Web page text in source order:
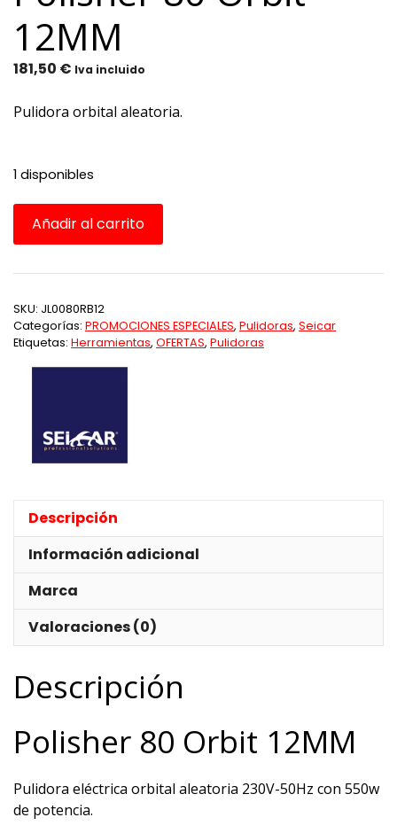
12MM
181,50 € Iva incluido
Pulidora orbital aleatoria.
1 disponibles
Polisher
12MM
Añadir al carrito
SKU: JL0080RB12
Categorías: PROMOCIONES ESPECIALES, Pulidoras, Seicar
Etiquetas: Herramientas, OFERTAS, Pulidoras
Descripción
Información adicional
Marca
Valoraciones (0)
Descripción
Polisher 80 Orbit 12MM
Pulidora eléctrica orbital aleatoria 230V-50Hz con 550w
de potencia.